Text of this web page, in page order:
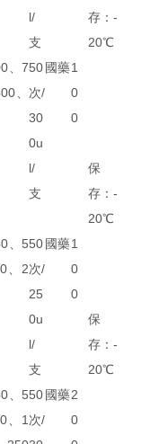
l/
支
存：-
20℃
、7
、
50
次/
30
0u
l/
支
國藥1
0
0
保
存：-
20℃
、5
、2
50
次/
25
0u
l/
支
國藥1
0
0
保
存：-
20℃
、5
、1
50
次/
國藥2
0